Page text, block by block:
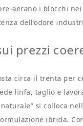
aerano i blocchi
dell’odore
prezzi
circa il trenta per
linfa, taglio e
si colloca
ibrida.